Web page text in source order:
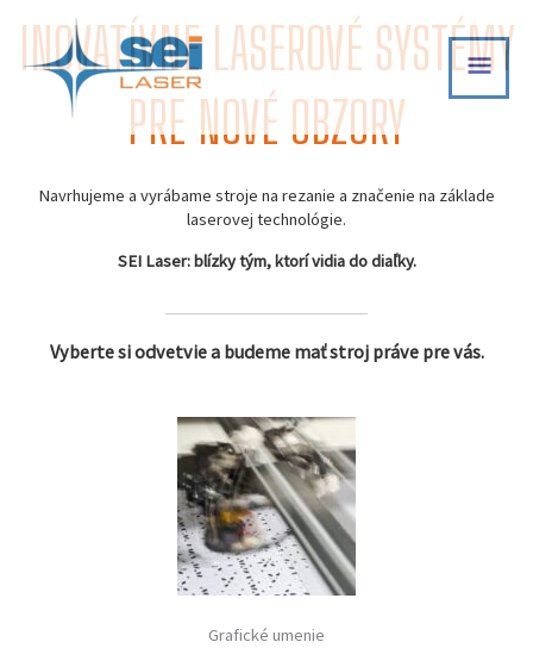
content
INOVATÍVNE LASEROVÉ SYSTÉMY
PRE NOVÉ OBZORY
Navrhujeme a vyrábame stroje na rezanie a značenie na základe
laserovej technológie.
SEI Laser: blízky tým, ktorí vidia do diaľky.
Vyberte si odvetvie a budeme mať stroj práve pre vás.
Grafické umenie